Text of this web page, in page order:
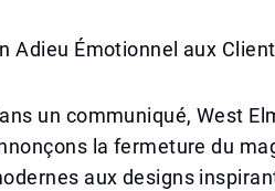
Adieu Émotionnel aux
un communiqué, West
la fermeture du
aux designs